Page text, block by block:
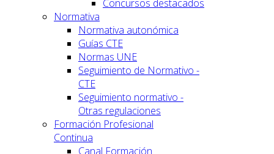
Concursos destacados
Normativa
Normativa autonómica
Guías CTE
Normas UNE
Seguimiento de Normativo -
CTE
Seguimiento normativo -
Otras regulaciones
Formación Profesional
Continua
Canal Formación